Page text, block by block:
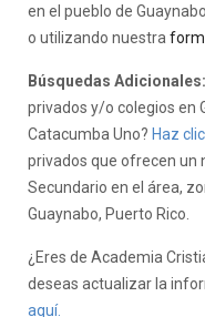
en el pueblo de
o utilizando nuestra
Búsquedas Adicionales:
privados y/o colegios en
Catacumba Uno? Haz
privados que ofrecen un
Secundario en el área,
Guaynabo, Puerto Rico.
¿Eres de Academia
deseas actualizar la
aquí.